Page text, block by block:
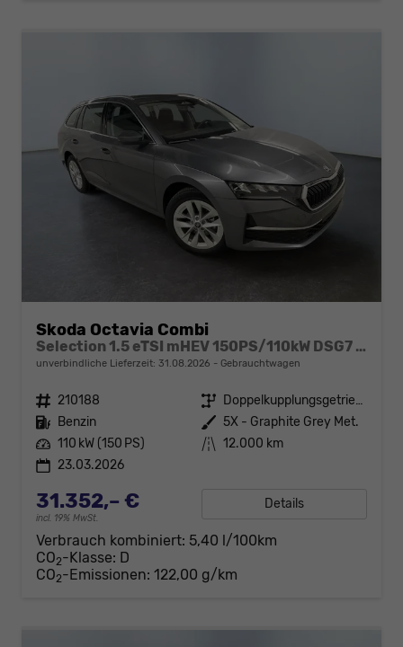
Skoda Octavia Combi
Selection 1.5 eTSI mHEV 150PS/110kW DSG7 2026 +AHK+SUNSET+3-ZONE+RFK+KESSY+EL.HECK+BHZ. LENKRAD
unverbindliche Lieferzeit: 31.08.2026 Gebrauchtwagen
Fahrzeugnr. 210188 Getriebe
Doppelkupplungsgetriebe (DSG)
Kraftstoff Benzin Außenfarbe 5X - Graphite Grey Met.
Leistung 110 kW (150 PS) Kilometerstand 12.000 km
23.03.2026
31.352,– €
incl. 19% MwSt.
Details
Verbrauch kombiniert: 5,40 l/100km
CO2-Klasse: D
CO2-Emissionen: 122,00 g/km